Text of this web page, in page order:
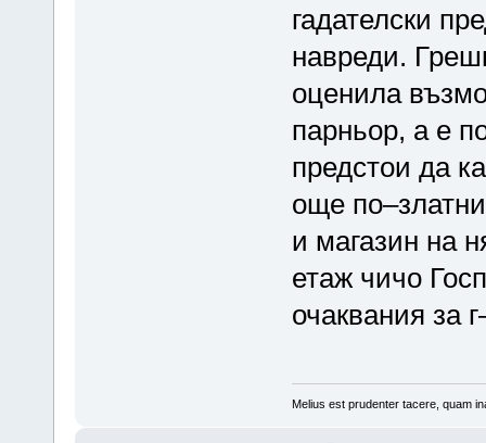
гадателски
навреди.
оценила
парньор, а е
предстои да
още
и магазин на
етаж чичо
очаквания за
Melius est prudenter tacere, quam